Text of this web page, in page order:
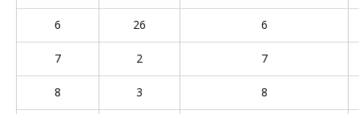
6 26 6
7 2 7
8 3 8